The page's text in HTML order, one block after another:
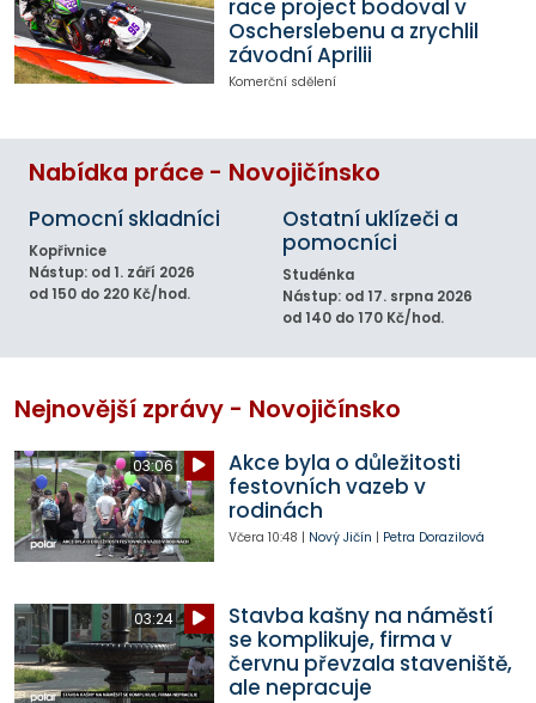
race project bodoval v
Oscherslebenu a zrychlil
závodní Aprilii
Komerční sdělení
Nabídka práce - Novojičínsko
Pomocní skladníci
Kopřivnice
Nástup: od 1. září 2026
od 150 do 220 Kč/hod.
Ostatní uklízeči a
pomocníci
Studénka
Nástup: od 17. srpna 2026
od 140 do 170 Kč/hod.
Nejnovější zprávy - Novojičínsko
03:06
Akce byla o důležitosti
festovních vazeb v
rodinách
Včera 10:48 | Nový Jičín | Petra Dorazilová
03:24
Stavba kašny na náměstí
se komplikuje, firma v
červnu převzala staveniště,
ale nepracuje